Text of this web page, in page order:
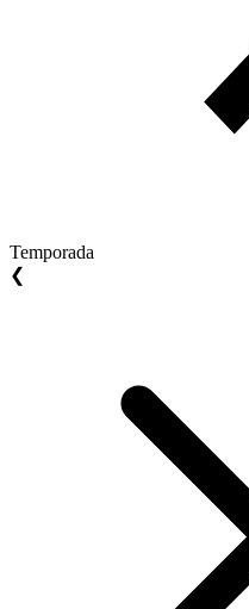
Temporada
❮